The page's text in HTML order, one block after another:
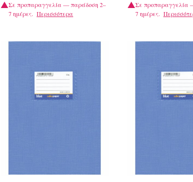
Σε προπαραγγελία — παράδοση 2–
7 ημέρες. Περισσότερα
Σε προπαραγγελία
7 ημέρες.